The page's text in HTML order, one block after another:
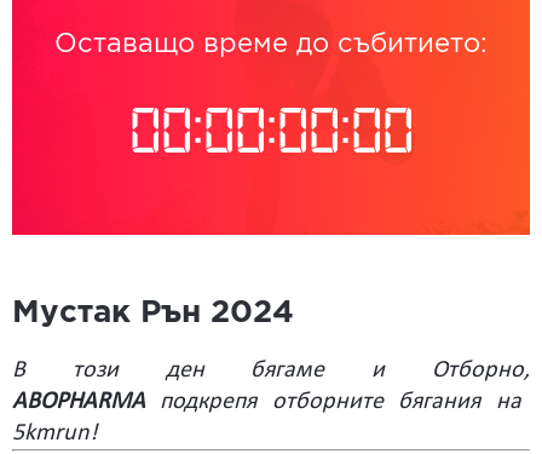
Оставащо време до събитието:
00:00:00:00
Мустак Рън 2024
В този ден бягаме и Отборно,
ABOPHARMA подкрепя отборните бягания на
5kmrun!